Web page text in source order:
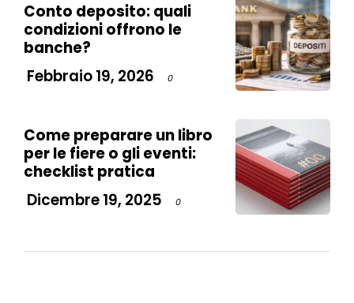
Conto deposito: quali
condizioni offrono le
banche?
Febbraio 19, 2026
0
Come preparare un libro
per le fiere o gli eventi:
checklist pratica
Dicembre 19, 2025
0